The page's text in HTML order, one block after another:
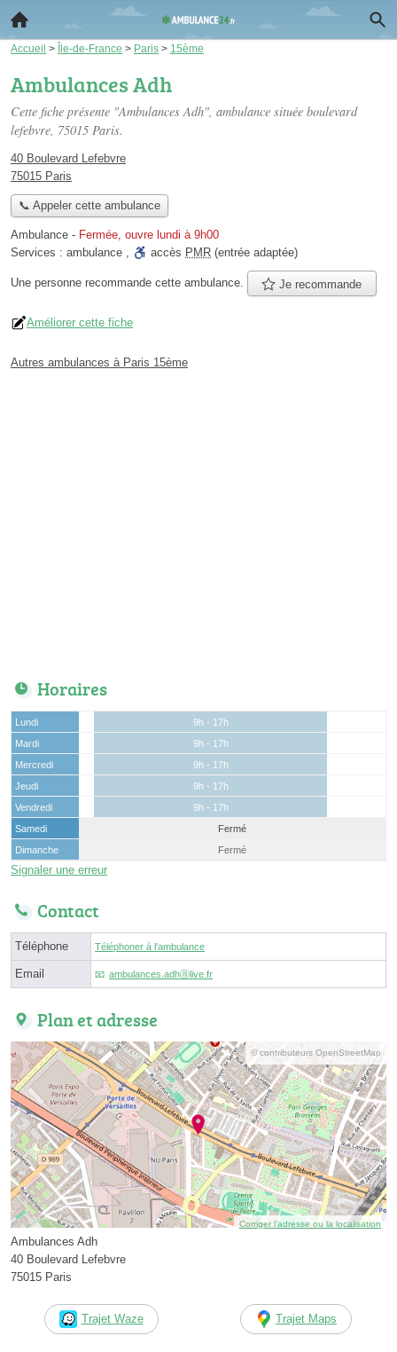
Accueil > Île-de-France > Paris > 15ème
Ambulances Adh
Cette fiche présente "Ambulances Adh", ambulance située boulevard
lefebvre, 75015 Paris.
40 Boulevard Lefebvre
75015 Paris
📞 Appeler cette ambulance
Ambulance - Fermée, ouvre lundi à 9h00
Services : ambulance , accès PMR (entrée adaptée)
Une personne recommande cette ambulance. Je recommande
Améliorer cette fiche
Autres ambulances à Paris 15ème
Horaires
Lundi
9h - 17h
Mardi
9h - 17h
Mercredi
9h - 17h
Jeudi
9h - 17h
Vendredi
9h - 17h
Samedi
Fermé
Dimanche
Fermé
Signaler une erreur
Contact
Téléphone Téléphoner à l'ambulance
Email ambulances.adhⓐlive.fr
Plan et adresse
© contributeurs OpenStreetMap
Corriger l’adresse ou la localisation
Ambulances Adh
40 Boulevard Lefebvre
75015 Paris
Trajet Waze Trajet Maps